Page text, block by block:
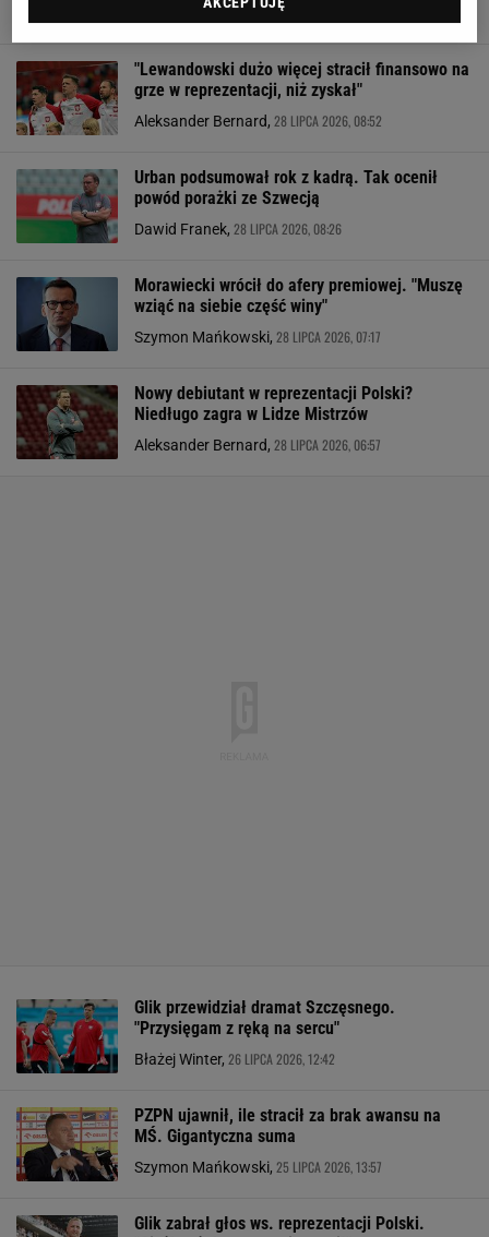
Mateusz Gaweł, 28 LIPCA 2026, 23:01
"Lewandowski dużo więcej stracił finansowo na
grze w reprezentacji, niż zyskał"
Aleksander Bernard, 28 LIPCA 2026, 08:52
Urban podsumował rok z kadrą. Tak ocenił
powód porażki ze Szwecją
Dawid Franek, 28 LIPCA 2026, 08:26
Morawiecki wrócił do afery premiowej. "Muszę
wziąć na siebie część winy"
Szymon Mańkowski, 28 LIPCA 2026, 07:17
Nowy debiutant w reprezentacji Polski?
Niedługo zagra w Lidze Mistrzów
Aleksander Bernard, 28 LIPCA 2026, 06:57
Glik przewidział dramat Szczęsnego.
"Przysięgam z ręką na sercu"
Błażej Winter, 26 LIPCA 2026, 12:42
PZPN ujawnił, ile stracił za brak awansu na
MŚ. Gigantyczna suma
Szymon Mańkowski, 25 LIPCA 2026, 13:57
Glik zabrał głos ws. reprezentacji Polski.